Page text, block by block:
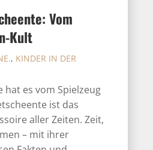
Vom
Kult
, KINDER IN DER
hat es vom Spielzeug
ist das
aller Zeiten. Zeit,
– mit ihrer